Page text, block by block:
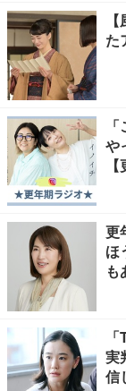
た
や
更
ほ
も
実
信